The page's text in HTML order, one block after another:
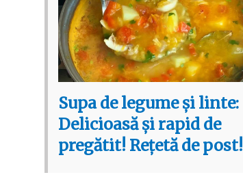
Supa de legume și linte:
Delicioasă și rapid de
pregătit! Rețetă de post!